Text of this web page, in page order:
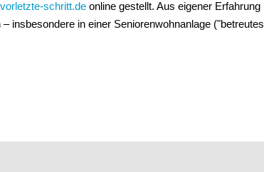
schritt.de online gestellt. Aus eigener Erfahrung
insbesondere in einer Seniorenwohnanlage ("betreutes